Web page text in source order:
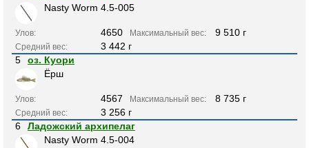
Nasty Worm 4.5-005
Улов: 4650 Максимальный вес: 9 510 г
Средний вес:
3 442 г
5
оз. Куори
Ёрш
Улов: 4567 Максимальный вес: 8 735 г
Средний вес:
3 256 г
6
Ладожский архипелаг
Nasty Worm 4.5-004